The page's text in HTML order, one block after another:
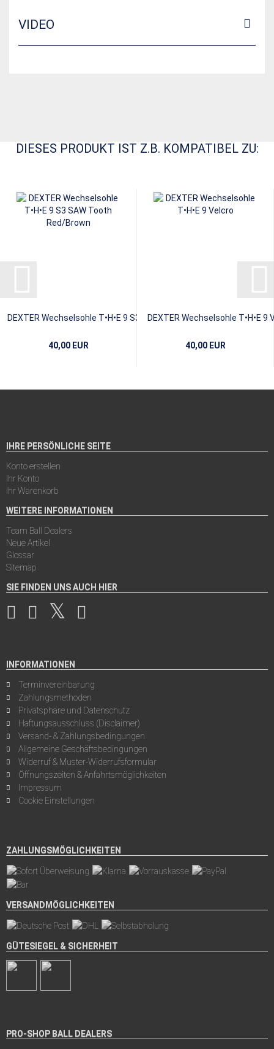
VIDEO
DIESES PRODUKT IST Z.B. KOMPATIBEL ZU:
DEXTER Wechselsohle T•H•E 9 S3 SAW
40,00 EUR
DEXTER Wechselsohle T•H•E 9
40,00 EUR
IHRE PERSÖNLICHE SEITE
Konto erstellen
Ihr Konto
Ihr Warenkorb
WEITERE INFORMATIONEN
Team Ball Dealers
Neue Artikel
Glossar
Sitemap
SIE FINDEN UNS AUCH HIER
INFORMATIONEN
Terminvereinbarung
Zahlungsmethoden
Privatsphäre und Datenschutz
Haftungsausschluss (Disclaimer)
Versand- & Zahlungsbedingungen
Allgemeine Geschäftsbedingungen
Widerruf & Muster-Widerrufsformular
Öffnungszeiten & Anfahrtsmöglichkeiten
Impressum
Cookie Einstellungen
ZAHLUNGSMÖGLICHKEITEN
VERSANDMÖGLICHKEITEN
GÜTESIEGEL & SICHERHEIT
PRO-SHOP BALL DEALERS